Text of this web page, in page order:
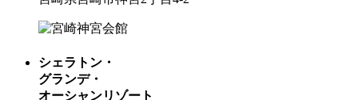
シェラトン・
グランデ・
オーシャンリゾート